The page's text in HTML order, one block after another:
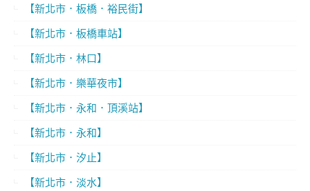
【新北市．板橋．裕民街】
【新北市．板橋車站】
【新北市．林口】
【新北市．樂華夜市】
【新北市．永和．頂溪站】
【新北市．永和】
【新北市．汐止】
【新北市．淡水】